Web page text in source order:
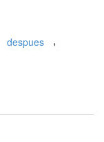
despues ,